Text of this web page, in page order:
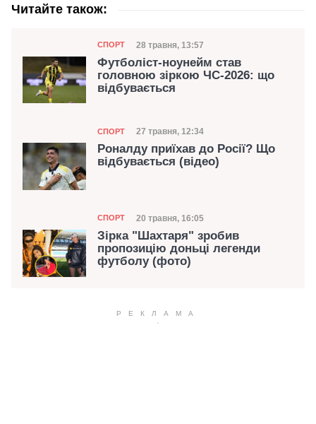
Читайте також:
Категорія
СПОРТ Дата публікації
28 травня, 13:57
Футболіст-ноунейм став
головною зіркою ЧС-2026: що
відбувається
Категорія
СПОРТ Дата публікації
27 травня, 12:34
Роналду приїхав до Росії? Що
відбувається (відео)
Категорія
СПОРТ Дата публікації
20 травня, 16:05
Зірка "Шахтаря" зробив
пропозицію доньці легенди
футболу (фото)